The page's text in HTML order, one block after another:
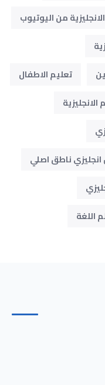
من اليوتيوب
تعليم الاطفال
ناطق اصلي